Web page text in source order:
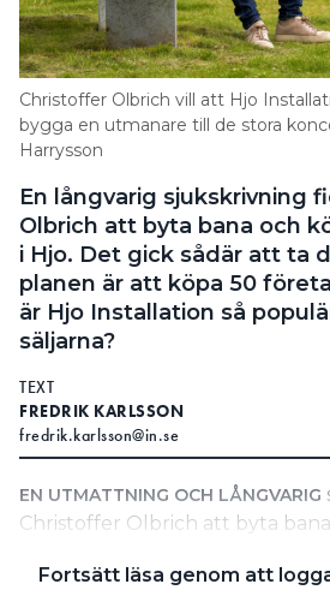
Om tidningen
Kontakt
Information om GDPR
Search for:
SEARCH
Christoffer Olbrich vill att Hjo
bygga en utmanare till de stora
Harrysson
En långvarig sjukskrivning
Olbrich att byta bana och
i Hjo. Det gick sådär att ta
planen är att köpa 50
är Hjo Installation så
säljarna?
TEXT
FREDRIK KARLSSON
fredrik.karlsson@in.se
EN UTMATTNING OCH LÅNGVARIG
Christoffer Olbrich att byta
och köper bolag. 50 stycken på
Fortsätt läsa genom att